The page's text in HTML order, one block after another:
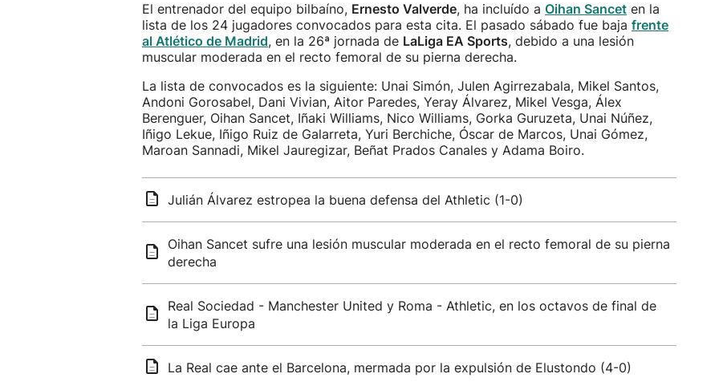
El entrenador del equipo bilbaíno, Ernesto Valverde, ha incluído a Oihan Sancet en la
lista de los 24 jugadores convocados para esta cita. El pasado sábado fue baja frente
al Atlético de Madrid, en la 26ª jornada de LaLiga EA Sports, debido a una lesión
muscular moderada en el recto femoral de su pierna derecha.
La lista de convocados es la siguiente: Unai Simón, Julen Agirrezabala, Mikel Santos,
Andoni Gorosabel, Dani Vivian, Aitor Paredes, Yeray Álvarez, Mikel Vesga, Álex
Berenguer, Oihan Sancet, Iñaki Williams, Nico Williams, Gorka Guruzeta, Unai Núñez,
Iñigo Lekue, Iñigo Ruiz de Galarreta, Yuri Berchiche, Óscar de Marcos, Unai Gómez,
Maroan Sannadi, Mikel Jauregizar, Beñat Prados Canales y Adama Boiro.
Julián Álvarez estropea la buena defensa del Athletic (1-0)
Oihan Sancet sufre una lesión muscular moderada en el recto femoral de su pierna
derecha
Real Sociedad - Manchester United y Roma - Athletic, en los octavos de final de
la Liga Europa
La Real cae ante el Barcelona, mermada por la expulsión de Elustondo (4-0)